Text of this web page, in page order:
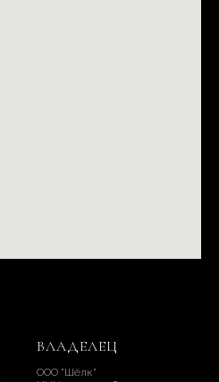
ВЛАДЕЛЕЦ
ООО "Шёлк"